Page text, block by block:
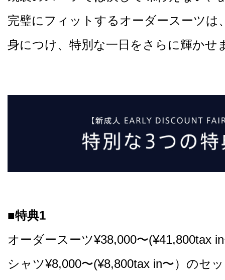
完璧にフィットするオーダースーツは
身につけ、特別な一日をさらに輝かせ
■特典1
オーダースーツ¥38,000〜(¥41,800tax
シャツ¥8,000〜(¥8,800tax in〜）のセ